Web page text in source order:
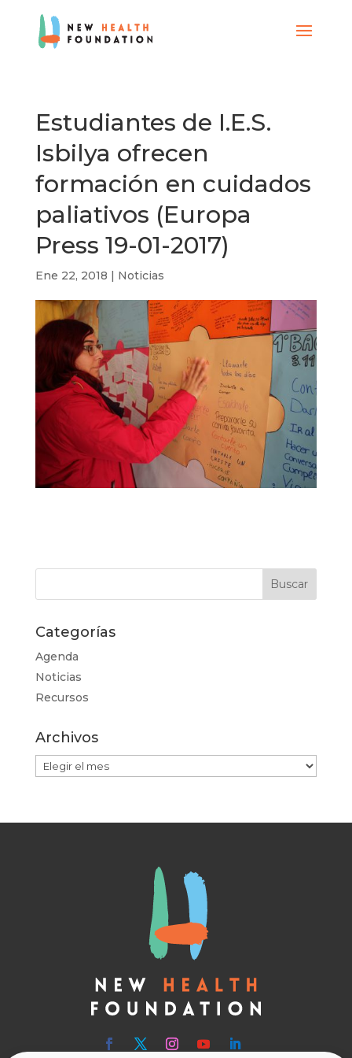
Estudiantes de I.E.S.
Isbilya ofrecen
formación en cuidados
paliativos (Europa
Press 19-01-2017)
Ene 22, 2018 | Noticias
Categorías
Agenda
Noticias
Recursos
Archivos
Archivos